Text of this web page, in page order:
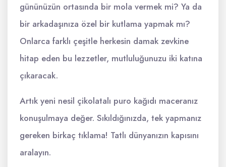
gününüzün ortasında bir mola vermek mi? Ya da
bir arkadaşınıza özel bir kutlama yapmak mı?
Onlarca farklı çeşitle herkesin damak zevkine
hitap eden bu lezzetler, mutluluğunuzu iki katına
çıkaracak.
Artık yeni nesil çikolatalı puro kağıdı maceranız
konuşulmaya değer. Sıkıldığınızda, tek yapmanız
gereken birkaç tıklama! Tatlı dünyanızın kapısını
aralayın.